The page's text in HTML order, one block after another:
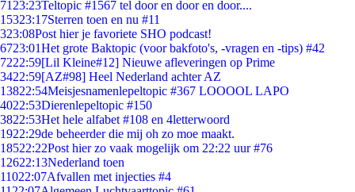
71 23:23Teltopic #1567 tel door en door en door....
15323:17Sterren toen en nu #11
323:08Post hier je favoriete SHO podcast!
6723:01Het grote Baktopic (voor bakfoto's, -vragen en -tips) #42
7222:59[Lil Kleine#12] Nieuwe afleveringen op Prime
3422:59[AZ#98] Heel Nederland achter AZ
13822:54Meisjesnamenlepeltopic #367 LOOOOL LAPO
4022:53Dierenlepeltopic #150
3822:53Het hele alfabet #108 en 4letterwoord
1922:29de beheerder die mij oh zo moe maakt.
18522:22Post hier zo vaak mogelijk om 22:22 uur #76
12622:13Nederland toen
11022:07Afvallen met injecties #4